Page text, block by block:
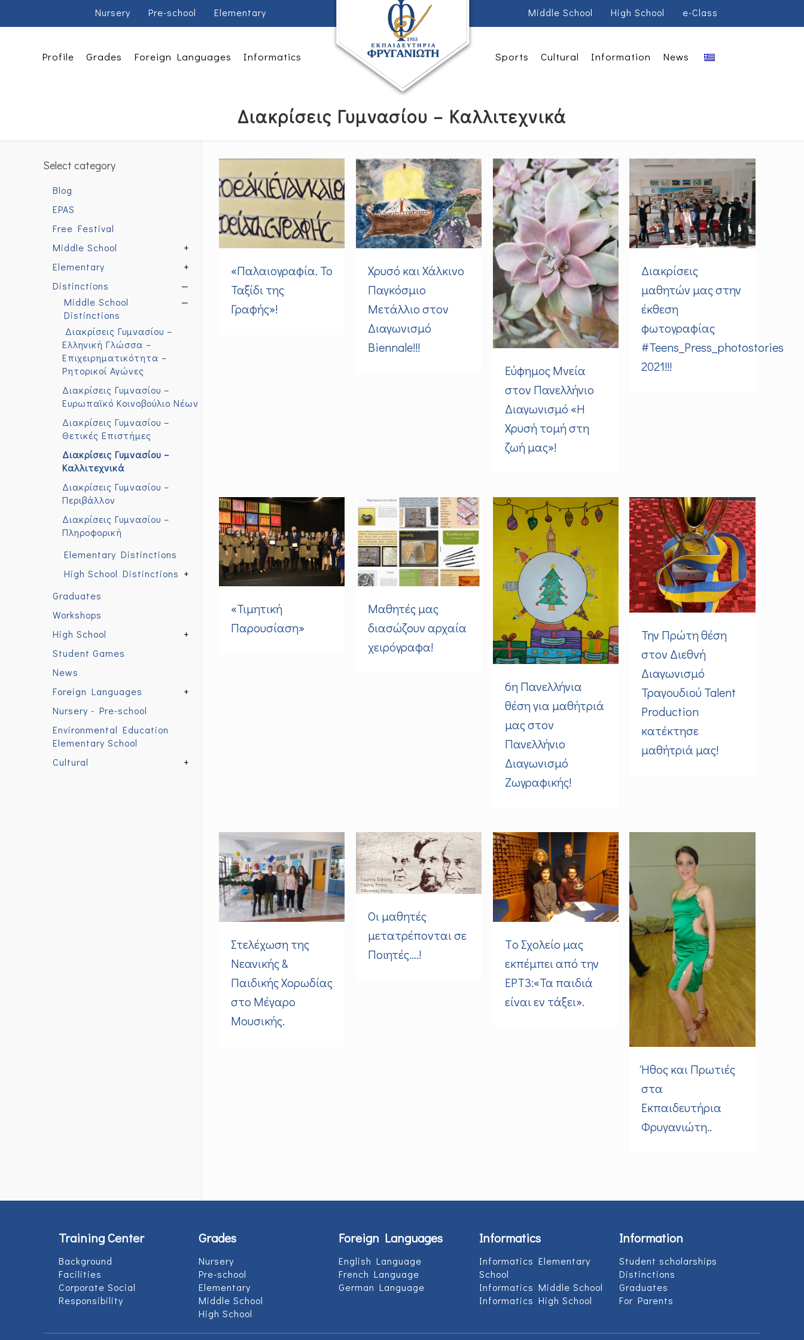
Nursery Pre-school Elementary Middle School High School e-Class
Profile Grades Foreign Languages Informatics Sports Cultural Information News
Διακρίσεις Γυμνασίου – Καλλιτεχνικά
«Παλαιογραφία. Το
Ταξίδι της
Γραφής»!
Χρυσό και Χάλκινο
Παγκόσμιο
Μετάλλιο στον
Διαγωνισμό
Biennale!!!
Εύφημος Μνεία
στον Πανελλήνιο
Διαγωνισμό «Η
Χρυσή τομή στη
ζωή μας»!
Διακρίσεις
μαθητών μας στην
έκθεση
φωτογραφίας
#Teens_Press_photostories
2021!!!
«Τιμητική
Παρουσίαση»
Μαθητές μας
διασώζουν αρχαία
χειρόγραφα!
6η Πανελλήνια
θέση για μαθήτριά
μας στον
Πανελλήνιο
Διαγωνισμό
Ζωγραφικής!
Την Πρώτη θέση
στον Διεθνή
Διαγωνισμό
Τραγουδιού Talent
Production
κατέκτησε
μαθήτριά μας!
Στελέχωση της
Νεανικής &
Παιδικής Χορωδίας
στο Μέγαρο
Μουσικής.
Οι μαθητές
μετατρέπονται σε
Ποιητές….!
Τo Σχολείο μας
εκπέμπει από την
ΕΡΤ3:«Τα παιδιά
είναι εν τάξει».
Ήθος και Πρωτιές
στα
Εκπαιδευτήρια
Φρυγανιώτη..
Select category
Blog
EPAS
Free Festival
+
Middle School
+
Elementary
—
Distinctions
—
Middle School
Distinctions
Διακρίσεις Γυμνασίου –
Ελληνική Γλώσσα –
Επιχειρηματικότητα –
Ρητορικοί Αγώνες
Διακρίσεις Γυμνασίου –
Ευρωπαϊκό Κοινοβούλιο Νέων
Διακρίσεις Γυμνασίου –
Θετικές Επιστήμες
Διακρίσεις Γυμνασίου –
Καλλιτεχνικά
Διακρίσεις Γυμνασίου –
Περιβάλλον
Διακρίσεις Γυμνασίου –
Πληροφορική
Elementary Distinctions
+
High School Distinctions
Graduates
Workshops
+
High School
Student Games
News
+
Foreign Languages
Nursery - Pre-school
Environmental Education
Elementary School
+
Cultural
Training Center
Background
Facilities
Corporate Social
Responsibility
Grades
Nursery
Pre-school
Elementary
Middle School
High School
Foreign Languages
English Language
French Language
German Language
Informatics
Informatics Elementary
School
Informatics Middle School
Informatics High School
Information
Student scholarships
Distinctions
Graduates
For Parents